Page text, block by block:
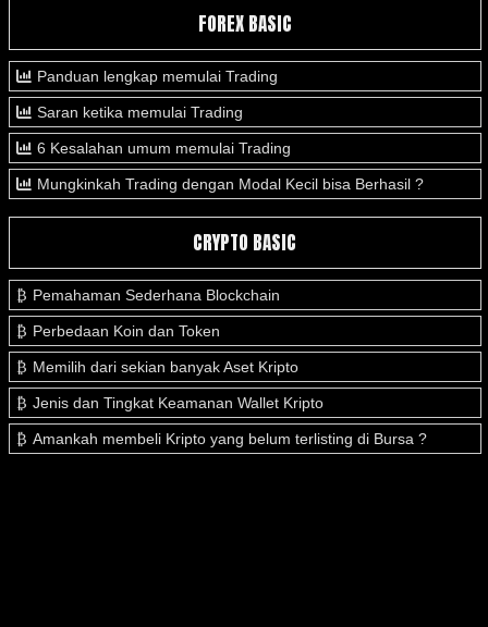
FOREX BASIC
Panduan lengkap memulai Trading
Saran ketika memulai Trading
6 Kesalahan umum memulai Trading
Mungkinkah Trading dengan Modal Kecil bisa Berhasil ?
CRYPTO BASIC
Pemahaman Sederhana Blockchain
Perbedaan Koin dan Token
Memilih dari sekian banyak Aset Kripto
Jenis dan Tingkat Keamanan Wallet Kripto
Amankah membeli Kripto yang belum terlisting di Bursa ?